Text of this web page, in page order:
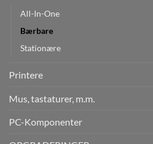
All-In-One
Bærbare
Stationære
Printere
Mus, tastaturer, m.m.
PC-Komponenter